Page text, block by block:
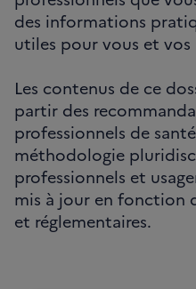
des informations
utiles pour vous et vos
Les contenus de ce
partir des
professionnels de
méthodologie
professionnels et
mis à jour en fonction
et réglementaires.